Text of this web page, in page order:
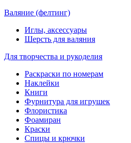
Валяние (фелтинг)
Иглы, аксессуары
Шерсть для валяния
Для творчества и рукоделия
Раскраски по номерам
Наклейки
Книги
Фурнитура для игрушек
Флористика
Фоамиран
Краски
Спицы и крючки